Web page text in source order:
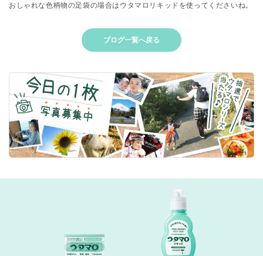
おしゃれな色柄物の足袋の場合はウタマロリキッドを使ってくださいね。
ブログ一覧へ戻る